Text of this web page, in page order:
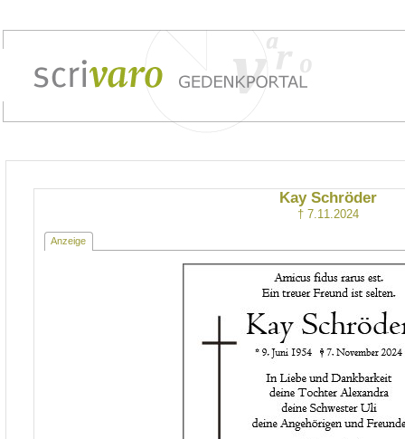
Kay Schröder
† 7.11.2024
Anzeige